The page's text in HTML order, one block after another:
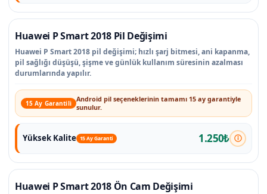
Huawei P Smart 2018 Pil Değişimi
Huawei P Smart 2018 pil değişimi; hızlı şarj bitmesi, ani kapanma,
pil sağlığı düşüşü, şişme ve günlük kullanım süresinin azalması
durumlarında yapılır.
15 Ay Garantili Android pil seçeneklerinin tamamı 15 ay garantiyle
sunulur.
Yüksek Kalite 15 Ay Garanti 1.250₺
Huawei P Smart 2018 Ön Cam Değişimi